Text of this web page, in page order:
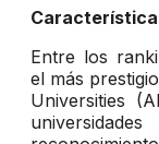
Entre los
el más
Universities